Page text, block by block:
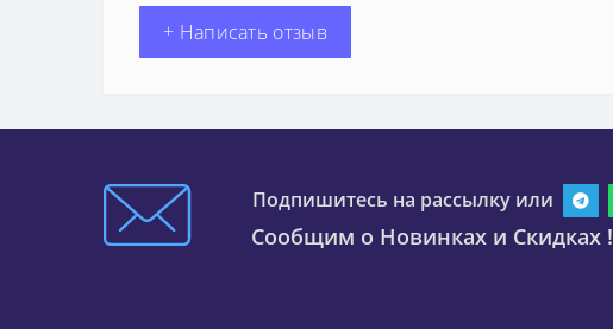
+ Написать отзыв
Подпишитесь на рассылку или
Сообщим о Новинках и Скидках !